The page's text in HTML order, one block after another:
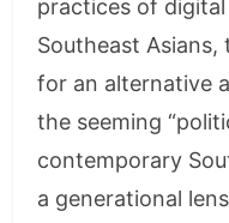
practices of
Southeast
for an alternative
the seeming
contemporary
a generational